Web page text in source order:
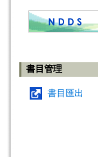
書目管理
書目匯出